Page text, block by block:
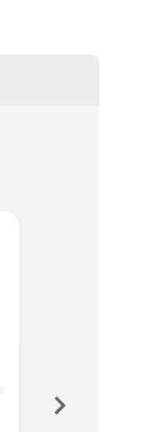
Venado Tuerto